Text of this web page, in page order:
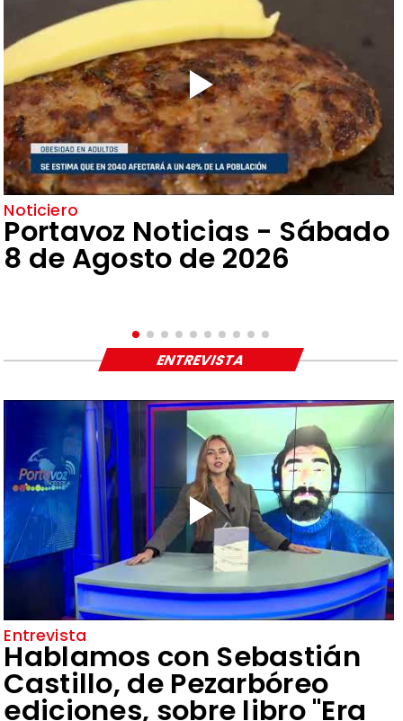
Noticiero
Portavoz Noticias - Sábado
8 de Agosto de 2026
Entrevista
Hablamos con Sebastián
Castillo, de Pezarbóreo
ediciones, sobre libro "Era
ENTREVISTA